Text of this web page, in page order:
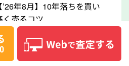
ントです。車にも需要の高い
低い時期だと査定金額が抑え
す。逆に需要が高い時期であ
やすくなります。一般的に新
年8月】10年落ちを買い
く売るコツ
場【’26年8月】10年落ち
売るコツ